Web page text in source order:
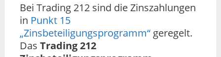
Bei Trading 212 sind die Zinszahlungen
in Punkt 15
„Zinsbeteiligungsprogramm“ geregelt.
Das Trading 212